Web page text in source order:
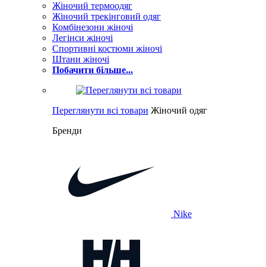
Жіночий термоодяг
Жіночий трекінговий одяг
Комбінезони жіночі
Легінси жіночі
Спортивні костюми жіночі
Штани жіночі
Побачити більше...
Переглянути всі товари Жіночий одяг
Бренди
Nike